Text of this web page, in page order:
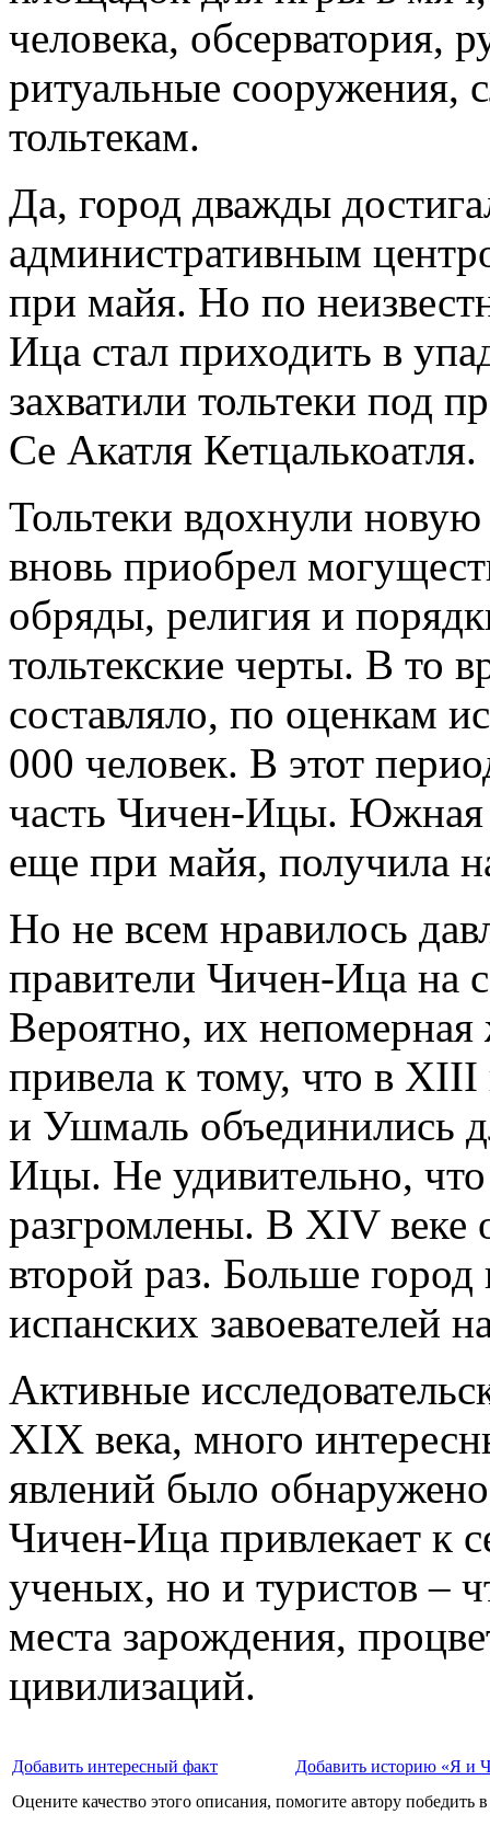
человека, обсерватория,
ритуальные сооружения,
тольтекам.
Да, город дважды
административным
при майя. Но по
Ица стал приходить в
захватили тольтеки под
Се Акатля Кетцалькоатля.
Тольтеки вдохнули
вновь приобрел
обряды, религия и
тольтекские черты. В то
составляло, по оценкам
000 человек. В этот
часть Чичен-Ицы. Южная
еще при майя, получила
Но не всем нравилось
правители Чичен-Ица на
Вероятно, их
привела к тому, что в
и Ушмаль объединились
Ицы. Не удивительно,
разгромлены. В XIV веке
второй раз. Больше
испанских завоевателей
Активные
XIX века, много
явлений было
Чичен-Ица привлекает к
ученых, но и туристов –
места зарождения,
цивилизаций.
Добавить интересный факт
Добавить историю «Я и
Оцените качество этого описания, помогите автору победить